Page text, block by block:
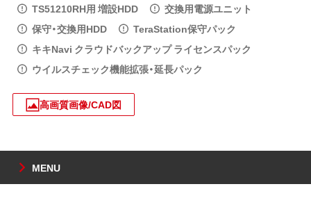
TS51210RH用 増設HDD
交換用電源ユニット
保守・交換用HDD
TeraStation保守パック
キキNavi クラウドバックアップ ライセンスパック
ウイルスチェック機能拡張・延長パック
高画質画像/CAD図
MENU